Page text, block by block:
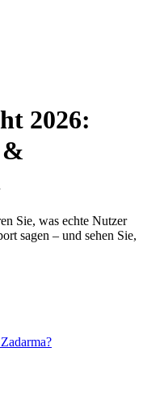
2026:
&
Sie, was echte Nutzer
sagen – und sehen Sie,